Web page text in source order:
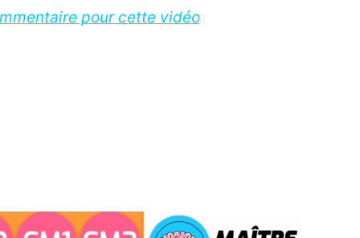
pour cette vidéo